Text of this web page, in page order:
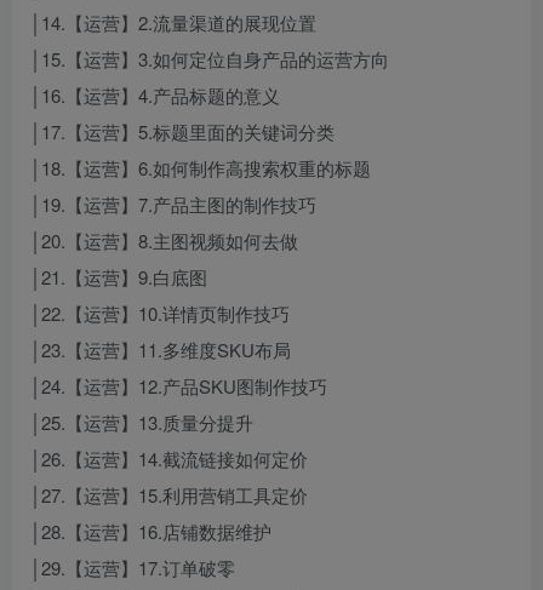
│14.【运营】2.流量渠道的展现位置
│15.【运营】3.如何定位自身产品的运营方向
│16.【运营】4.产品标题的意义
│17.【运营】5.标题里面的关键词分类
│18.【运营】6.如何制作高搜索权重的标题
│19.【运营】7.产品主图的制作技巧
│20.【运营】8.主图视频如何去做
│21.【运营】9.白底图
│22.【运营】10.详情页制作技巧
│23.【运营】11.多维度SKU布局
│24.【运营】12.产品SKU图制作技巧
│25.【运营】13.质量分提升
│26.【运营】14.截流链接如何定价
│27.【运营】15.利用营销工具定价
│28.【运营】16.店铺数据维护
│29.【运营】17.订单破零